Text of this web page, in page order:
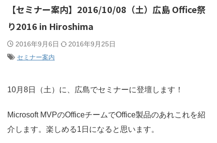
【セミナー案内】2016/10/08（土）広島 Office祭
り2016 in Hiroshima
2016年9月6日 2016年9月25日
セミナー案内
10月8日（土）に、広島でセミナーに登壇します！
Microsoft MVPのOfficeチームでOffice製品のあれこれを紹
介します。楽しめる1日になると思います。